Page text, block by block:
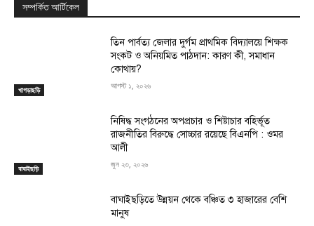
সম্পর্কিত আর্টিকেল
খাগড়াছড়ি
তিন পার্বত্য জেলার দুর্গম প্রাথমিক বিদ্যালয়ে শিক্ষক
সংকট ও অনিয়মিত পাঠদান: কারণ কী, সমাধান
কোথায়?
আগস্ট ১, ২০২৬
বাঘাইছড়ি
নিষিদ্ধ সংগঠনের অপপ্রচার ও শিষ্টাচার বহির্ভূত
রাজনীতির বিরুদ্ধে সোচ্চার রয়েছে বিএনপি : ওমর
আলী
জুন ২৩, ২০২৬
বাঘাইছড়িতে উন্নয়ন থেকে বঞ্চিত ৩ হাজারের বেশি
মানুষ